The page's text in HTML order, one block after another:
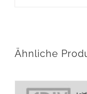
Ähnliche